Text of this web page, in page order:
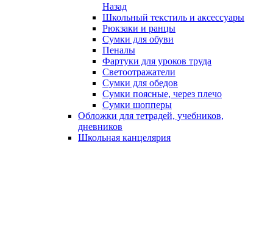
Назад
Школьный текстиль и аксессуары
Рюкзаки и ранцы
Сумки для обуви
Пеналы
Фартуки для уроков труда
Светоотражатели
Сумки для обедов
Сумки поясные, через плечо
Сумки шопперы
Обложки для тетрадей, учебников,
дневников
Школьная канцелярия